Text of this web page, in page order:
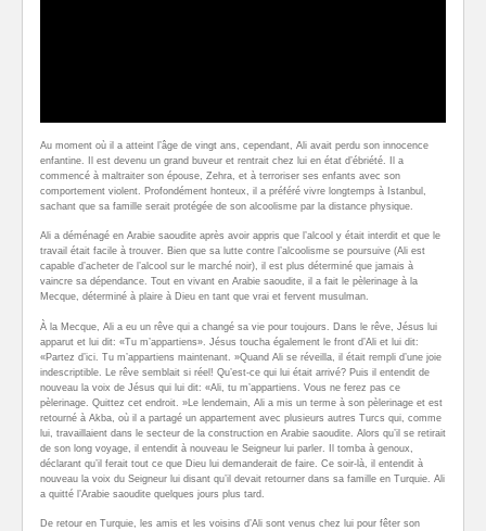
Au moment où il a atteint l’âge de vingt ans, cependant, Ali avait perdu son innocence
enfantine. Il est devenu un grand buveur et rentrait chez lui en état d’ébriété. Il a
commencé à maltraiter son épouse, Zehra, et à terroriser ses enfants avec son
comportement violent. Profondément honteux, il a préféré vivre longtemps à Istanbul,
sachant que sa famille serait protégée de son alcoolisme par la distance physique.
Ali a déménagé en Arabie saoudite après avoir appris que l’alcool y était interdit et que le
travail était facile à trouver. Bien que sa lutte contre l’alcoolisme se poursuive (Ali est
capable d’acheter de l’alcool sur le marché noir), il est plus déterminé que jamais à
vaincre sa dépendance. Tout en vivant en Arabie saoudite, il a fait le pèlerinage à la
Mecque, déterminé à plaire à Dieu en tant que vrai et fervent musulman.
À la Mecque, Ali a eu un rêve qui a changé sa vie pour toujours. Dans le rêve, Jésus lui
apparut et lui dit: «Tu m’appartiens». Jésus toucha également le front d’Ali et lui dit:
«Partez d’ici. Tu m’appartiens maintenant. »Quand Ali se réveilla, il était rempli d’une joie
indescriptible. Le rêve semblait si réel! Qu’est-ce qui lui était arrivé? Puis il entendit de
nouveau la voix de Jésus qui lui dit: «Ali, tu m’appartiens. Vous ne ferez pas ce
pèlerinage. Quittez cet endroit. »Le lendemain, Ali a mis un terme à son pèlerinage et est
retourné à Akba, où il a partagé un appartement avec plusieurs autres Turcs qui, comme
lui, travaillaient dans le secteur de la construction en Arabie saoudite. Alors qu’il se retirait
de son long voyage, il entendit à nouveau le Seigneur lui parler. Il tomba à genoux,
déclarant qu’il ferait tout ce que Dieu lui demanderait de faire. Ce soir-là, il entendit à
nouveau la voix du Seigneur lui disant qu’il devait retourner dans sa famille en Turquie. Ali
a quitté l’Arabie saoudite quelques jours plus tard.
De retour en Turquie, les amis et les voisins d’Ali sont venus chez lui pour fêter son